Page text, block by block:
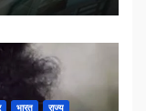
भारत राज्य